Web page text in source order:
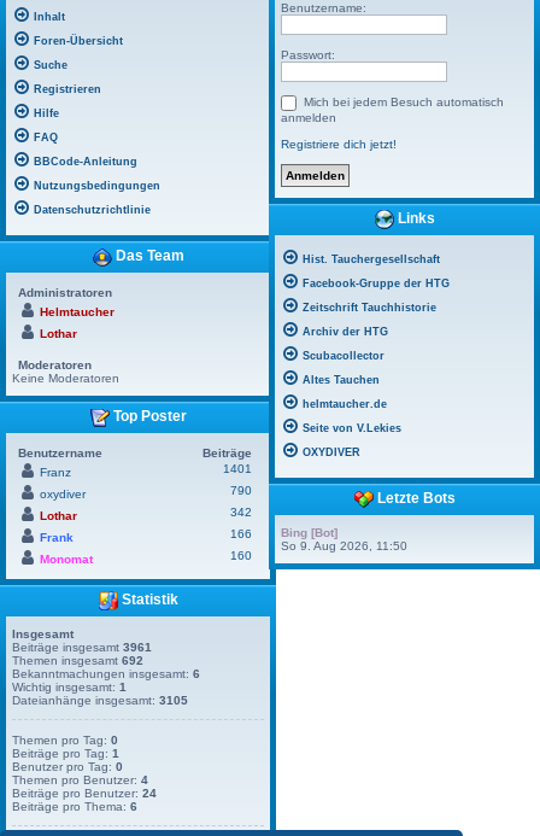
Inhalt
Foren-Übersicht
Suche
Registrieren
Hilfe
FAQ
BBCode-Anleitung
Nutzungsbedingungen
Datenschutzrichtlinie
Das Team
Administratoren
Helmtaucher
Lothar
Moderatoren
Keine Moderatoren
Top Poster
Benutzername
Beiträge
Franz
1401
oxydiver
790
Lothar
342
Frank
166
Monomat
160
Statistik
Insgesamt
Beiträge insgesamt 3961
Themen insgesamt 692
Bekanntmachungen insgesamt: 6
Wichtig insgesamt: 1
Dateianhänge insgesamt: 3105
Themen pro Tag: 0
Beiträge pro Tag: 1
Benutzer pro Tag: 0
Themen pro Benutzer: 4
Beiträge pro Benutzer: 24
Beiträge pro Thema: 6
Benutzername:
Passwort:
Mich bei jedem Besuch automatisch
anmelden
Registriere dich jetzt!
Links
Hist. Tauchergesellschaft
Facebook-Gruppe der HTG
Zeitschrift Tauchhistorie
Archiv der HTG
Scubacollector
Altes Tauchen
helmtaucher.de
Seite von V.Lekies
OXYDIVER
Letzte Bots
Bing [Bot]
So 9. Aug 2026, 11:50